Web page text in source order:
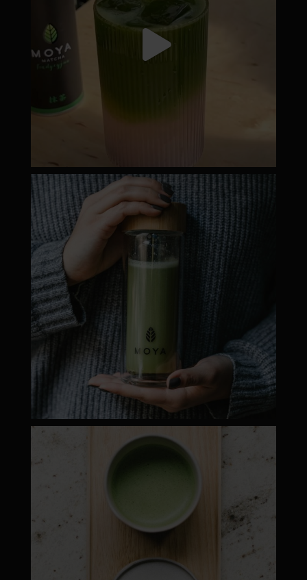
moyamatcha.hu
Dec 19
moyamatcha.hu